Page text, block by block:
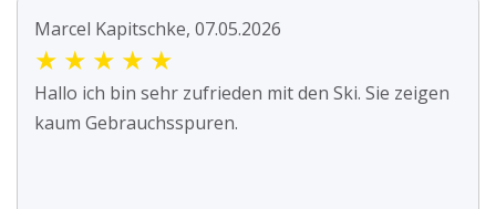
Marcel Kapitschke, 07.05.2026
★ ★ ★ ★ ★
Hallo ich bin sehr zufrieden mit den Ski. Sie zeigen
kaum Gebrauchsspuren.